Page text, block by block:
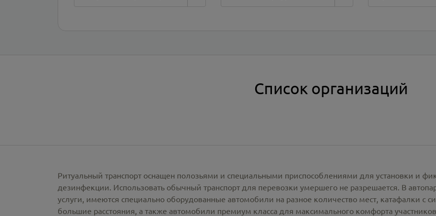
Список организаций
Ритуальный транспорт оснащен полозьями и специальными приспособлениями для установки и
дезинфекции. Использовать обычный транспорт для перевозки умершего не разрешается. В
услуги, имеются специально оборудованные автомобили на разное количество мест, катафалки с
большие расстояния, а также автомобили премиум класса для максимального комфорта